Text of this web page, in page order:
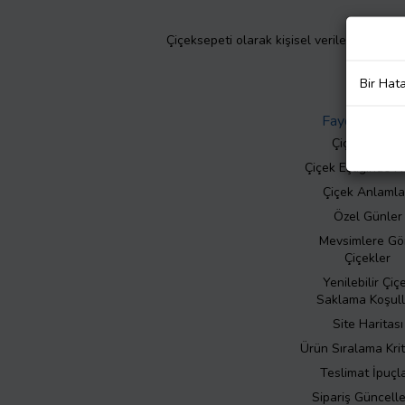
Çiçeksepeti olarak kişisel verilerinizin
Faydalı Bilgiler
Çiçek Bakımı
Çiçek Eşliğinde
Çiçek
Özel Günler
Mevsimlere
Çiçekler
Yenilebilir
Saklama
Site Haritası
Ürün Sıralama
Teslimat
Sipariş
Bir